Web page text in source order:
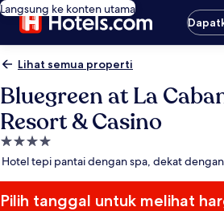
Langsung ke konten utama
Lihat semua properti
Bluegreen at La
Resort & Casino
Properti
bintang
Hotel tepi pantai dengan spa, dekat
Pilih tanggal untuk melihat